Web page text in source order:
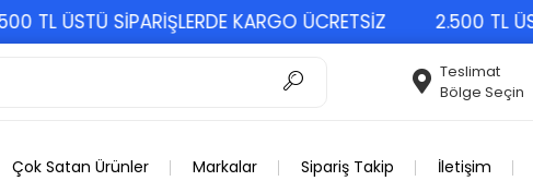
ÜSTÜ SİPARİŞLERDE KARGO ÜCRETSİZ 2.500 TL ÜSTÜ
Teslimat
Bölge Seçin
Çok Satan Ürünler Markalar Sipariş Takip İletişim